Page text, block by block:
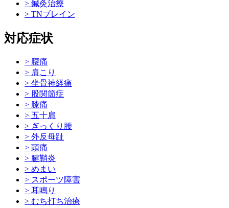
> 鍼灸治療
> TNブレイン
対応症状
> 腰痛
> 肩こり
> 坐骨神経痛
> 股関節症
> 膝痛
> 五十肩
> ぎっくり腰
> 外反母趾
> 頭痛
> 腱鞘炎
> めまい
> スポーツ障害
> 耳鳴り
> むち打ち治療